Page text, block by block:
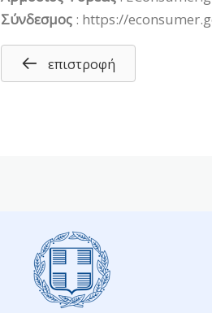
Σύνδεσμος : https://
επιστροφή